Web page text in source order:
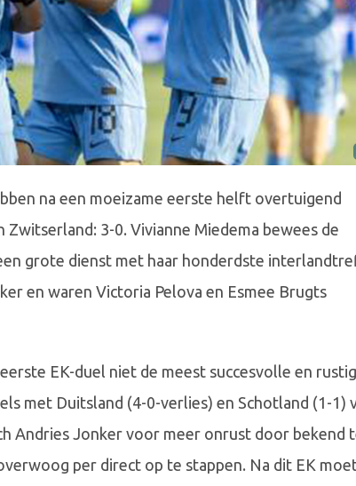
na een moeizame eerste helft overtuigend
3-0. Vivianne Miedema bewees de
grote dienst met haar honderdste
en waren Victoria Pelova en Esmee Brugts
EK-duel niet de meest succesvolle en
met Duitsland (4-0-verlies) en Schotland (1-1)
Andries Jonker voor meer onrust door bekend
per direct op te stappen. Na dit EK